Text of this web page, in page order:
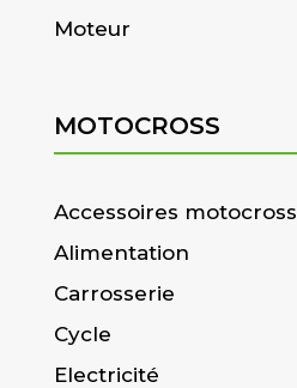
Moteur
MOTOCROSS
Accessoires motocross
Alimentation
Carrosserie
Cycle
Electricité